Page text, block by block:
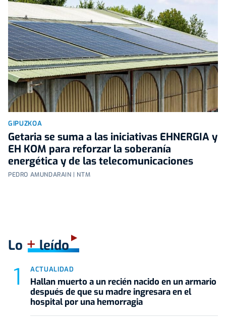
GIPUZKOA
Getaria se suma a las iniciativas EHNERGIA y
EH KOM para reforzar la soberanía
energética y de las telecomunicaciones
PEDRO AMUNDARAIN | NTM
Lo +leído
ACTUALIDAD
Hallan muerto a un recién nacido en un armario
después de que su madre ingresara en el
hospital por una hemorragia